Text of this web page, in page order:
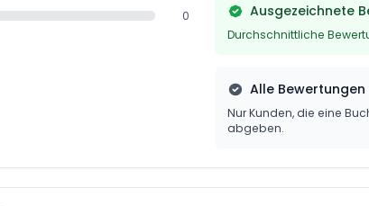
0 Ausgezeichnete
Durchschnittliche
Alle
Nur Kunden, die eine
abgeben.